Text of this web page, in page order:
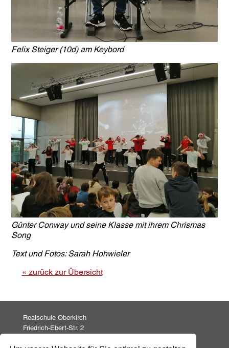
Felix Steiger (10d) am Keybord
Günter Conway und seine Klasse mit ihrem Chrismas
Song
Text und Fotos: Sarah Hohwieler
« zurück zur Übersicht
Realschule Oberkirch
Friedrich-Ebert-Str. 2